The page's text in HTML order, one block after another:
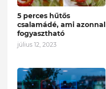
5 perces hűtős
csalamádé, ami azonnal
fogyasztható
július 12, 2023